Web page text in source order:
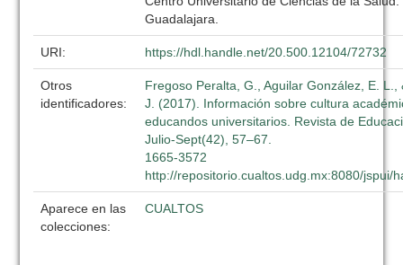
Guadalajara.
URI: https://hdl.handle.net/20.500.12104/72732
Otros
identificadores:
Fregoso Peralta, G., Aguilar González, E.
J. (2017). Información sobre cultura
educandos universitarios. Revista de
Julio-Sept(42), 57–67.
1665-3572
http://repositorio.cualtos.udg.mx:8080/jspui/
Aparece en las
colecciones:
CUALTOS